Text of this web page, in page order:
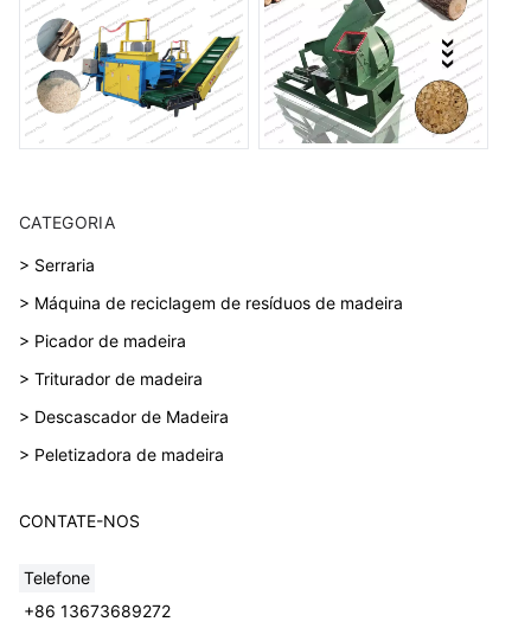
CATEGORIA
> Serraria
> Máquina de reciclagem de resíduos de madeira
> Picador de madeira
> Triturador de madeira
> Descascador de Madeira
> Peletizadora de madeira
CONTATE-NOS
Telefone
+86 13673689272